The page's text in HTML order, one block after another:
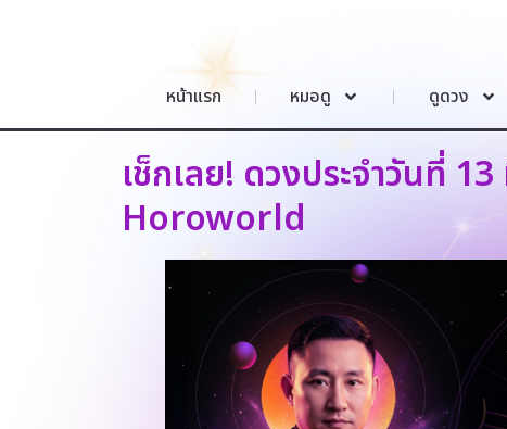
หน้าแรก หมอดู ดูดวง
เช็กเลย! ดวงประจำวันที่
Horoworld